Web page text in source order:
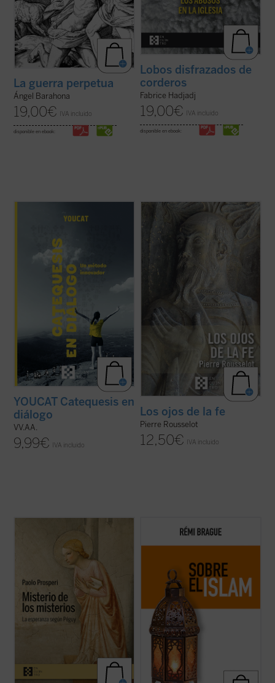
La guerra perpetua
Ángel Barahona
19,00€ IVA incluido
disponible en ebook:
Lobos disfrazados de
corderos
Fabrice Hadjadj
19,00€ IVA incluido
disponible en ebook:
es el manual para todo el que
profunda en la gente joven. Una
introducción general a la catequesis
moderna, pero ...(ver ficha)
YOUCAT Catequesis en
diálogo
VV.AA.
9,99€ IVA incluido
Los ojos de la
continúa representando una concepción
teológica muy significativa en la historia
moderna de las explicaciones acerca de la
fe cristiana. En medio de la multiplicidad de
estas, centradas unas ...
Los ojos de la fe
Pierre Rousselot
12,50€ IVA incluido
objetivo más circunscrito, pero no menos
difícil: intentar comprender las razones que
llevan al autor de este ...(ver ficha)
El Islam es objeto de interminables
controversias y mucha confusión. Pero,
civilización? Rémi Brague vuelve sobre
estas cuestiones ...
(ver ficha)